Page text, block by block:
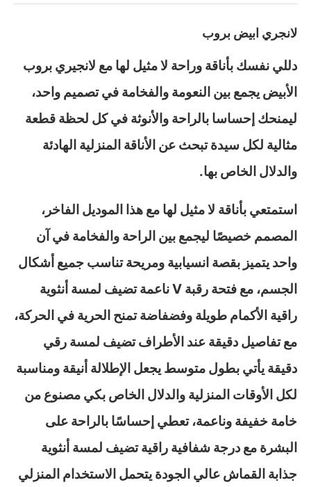
لانجري ابيض بروب
دللي نفسك بأناقة وراحة لا مثيل لها مع لانجيري بروب
الأبيض يجمع بين النعومة والفخامة في تصميم واحد،
ليمنحك إحساسا بالراحة والأنوثة في كل لحظة قطعة
مثالية لكل سيدة تبحث عن الأناقة المنزلية الهادئة
والدلال الخاص بها.
استمتعي بأناقة لا مثيل لها مع هذا الموديل الفاخر،
المصمم خصيصًا ليجمع بين الراحة والفخامة في آن
واحد يتميز بقصة انسيابية ومريحة تناسب جميع أشكال
الجسم، مع فتحة رقبة V ناعمة تضيف لمسة أنثوية
راقية الأكمام طويلة وفضفاضة تمنح الحرية في الحركة،
مع تفاصيل دقيقة عند الأطراف تضيف لمسة رقي
دقيقة يأتي بطول متوسط يجعل الإطلالة أنيقة ومناسبة
لكل الأوقات المنزلية والدلال الخاص بكي مصنوع من
خامة خفيفة وناعمة، تعطي إحساسًا بالراحة على
البشرة مع درجة شفافية راقية تضيف لمسة أنثوية
جذابة القماش عالي الجودة يتحمل الاستخدام المنزلي